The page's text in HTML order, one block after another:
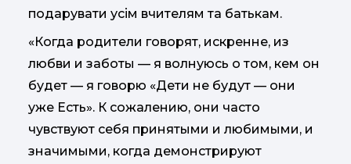
подарувати усім вчителям та батькам.
«Когда родители говорят, искренне, из
любви и заботы — я волнуюсь о том, кем он
будет — я говорю «Дети не будут — они
уже Есть». К сожалению, они часто
чувствуют себя принятыми и любимыми, и
значимыми, когда демонстрируют